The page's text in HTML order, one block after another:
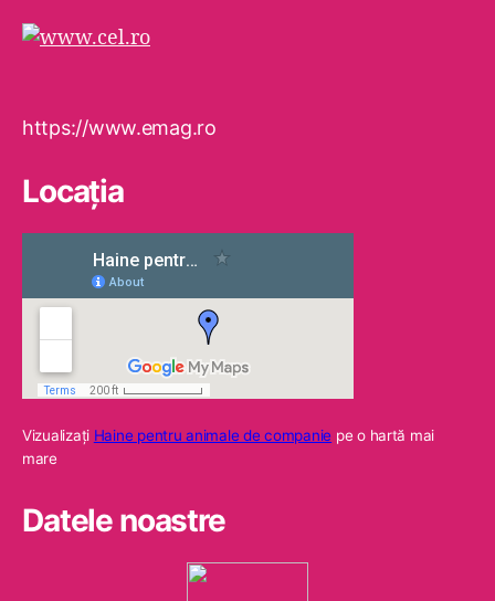
https://www.emag.ro
Locaţia
Vizualizaţi Haine pentru animale de companie pe o hartă mai
mare
Datele noastre